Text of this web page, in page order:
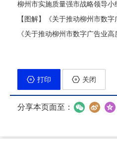
柳州市实施质量强市战略领导
【图解】《关于推动柳州市数
《关于推动柳州市数字广告业
打印 关闭
分享本页面至：